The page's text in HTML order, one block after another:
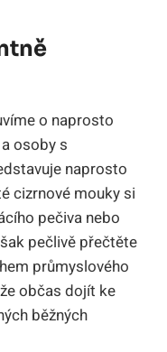
o naprosto
osoby s
naprosto
cizrnové mouky si
pečiva nebo
pečlivě přečtěte
průmyslového
občas dojít ke
běžných